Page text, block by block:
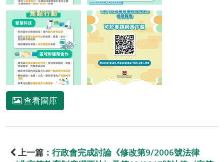
查看圖庫
上一篇： 行政會完成討論《修改第9/2006號法律